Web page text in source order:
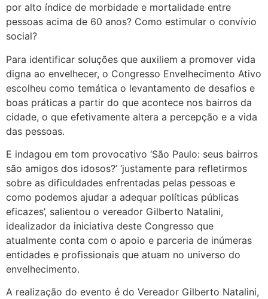
por alto índice de morbidade e mortalidade entre
pessoas acima de 60 anos? Como estimular o convívio
social?
Para identificar soluções que auxiliem a promover vida
digna ao envelhecer, o Congresso Envelhecimento Ativo
escolheu como temática o levantamento de desafios e
boas práticas a partir do que acontece nos bairros da
cidade, o que efetivamente altera a percepção e a vida
das pessoas.
E indagou em tom provocativo ‘São Paulo: seus bairros
são amigos dos idosos?’ ‘justamente para refletirmos
sobre as dificuldades enfrentadas pelas pessoas e
como podemos ajudar a adequar políticas públicas
eficazes’, salientou o vereador Gilberto Natalini,
idealizador da iniciativa deste Congresso que
atualmente conta com o apoio e parceria de inúmeras
entidades e profissionais que atuam no universo do
envelhecimento.
A realização do evento é do Vereador Gilberto Natalini,